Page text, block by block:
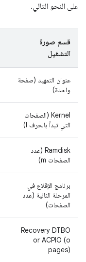
على النحو التالي.
قسم صورة
التشغيل
عنوان التمهيد (صفحة
واحدة)
Kernel (الصفحات
التي تبدأ بالحرف l)
Ramdisk (عدد
الصفحات m)
برنامج الإقلاع في
المرحلة الثانية (عدد
الصفحات)
Recovery DTBO
or ACPIO (o
pages)